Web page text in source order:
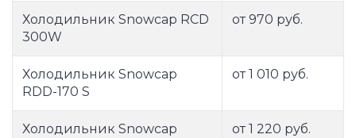
Холодильник Snowcap RCD
300W
от 970 руб.
Холодильник Snowcap
RDD-170 S
от 1 010 руб.
Холодильник Snowcap
от 1 220 руб.